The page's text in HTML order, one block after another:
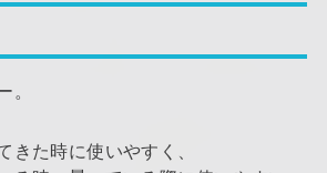
。
きた時に使いやすく、